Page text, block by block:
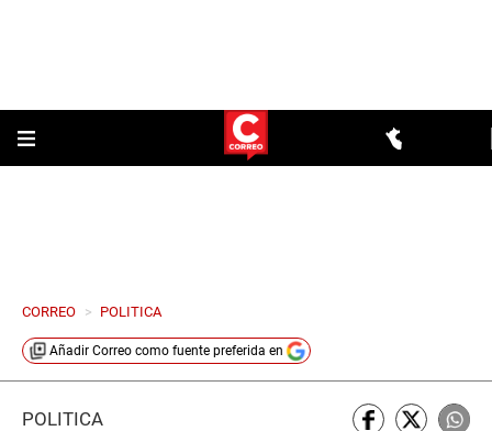
CORREO > POLITICA
Añadir Correo como fuente preferida en
POLÍTICA